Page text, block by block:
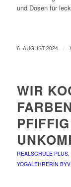
und Dosen für
6. AUGUST 2024 /
WIR
REALSCHULE
YOGALEHRERIN BYV